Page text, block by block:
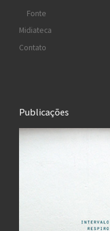
Fonte
Midiateca
Contato
Publicações